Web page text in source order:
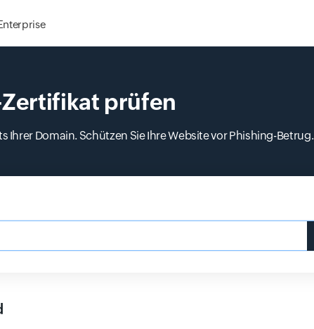
Zertifikat prüfen
Ihrer Domain. Schützen Sie Ihre Website vor Phishing-Betrug.